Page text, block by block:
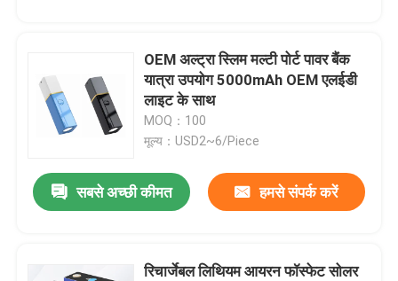
OEM अल्ट्रा स्लिम मल्टी पोर्ट पावर बैंक
यात्रा उपयोग 5000mAh OEM एलईडी
लाइट के साथ
MOQ：100
मूल्य：USD2~6/Piece
सबसे अच्छी कीमत हमसे संपर्क करें
रिचार्जेबल लिथियम आयरन फॉस्फेट सोलर